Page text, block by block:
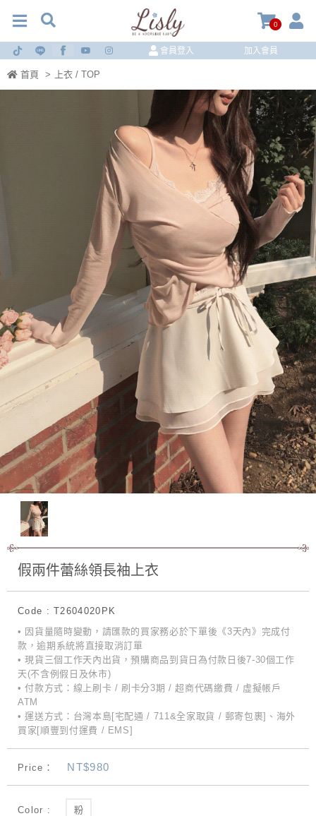
0
會員登入 加入會員
首頁 > 上衣 / TOP
假兩件蕾絲領長袖上衣
Code : T2604020PK
• 因貨量隨時變動，請匯款的買家務必於下單後《3天內》完成付
款，逾期系統將直接取消訂單
• 現貨三個工作天內出貨，預購商品到貨日為付款日後7-30個工作
天(不含例假日及休市)
• 付款方式：線上刷卡 / 刷卡分3期 / 超商代碼繳費 / 虛擬帳戶
ATM
• 運送方式：台灣本島[宅配通 / 711&全家取貨 / 郵寄包裹]、海外
買家[順豐到付運費 / EMS]
Price： NT$980
Color : 粉